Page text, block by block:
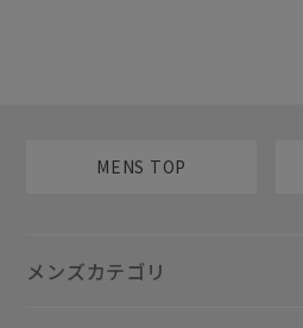
MENS TOP
メンズカテゴリ